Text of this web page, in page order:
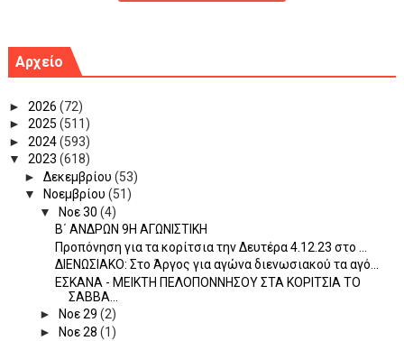
Αρχείο
► 2026 (72)
► 2025 (511)
► 2024(593)
▼ 2023 (618)
► Δεκεμβρίου (53)
▼
Νοεμβρίου (51)
▼
Νοε 30 (4)
Β΄ ΑΝΔΡΩΝ 9Η ΑΓΩΝΙΣΤΙΚΗ
Προπόνηση για τα κορίτσια την Δευτέρα 4.12.23 στο ...
ΔΙΕΝΩΣΙΑΚΟ: Στο Άργος για αγώνα διενωσιακού τα αγό...
ΕΣΚΑΝΑ - ΜΕΙΚΤΗ ΠΕΛΟΠΟΝΝΗΣΟΥ ΣΤΑ ΚΟΡΙΤΣΙΑ ΤΟ
ΣΑΒΒΑ...
►
Νοε 29 (2)
►
Νοε 28 (1)